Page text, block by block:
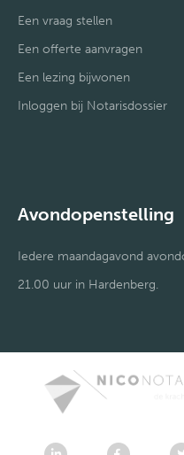
Een vraag stellen
Een offerte aanvragen
Een lezing bijwonen
Inloggen bij Notarisdossier
Avondopenstelling
Iedere maandagavond
21.00 uur in Hardenberg.